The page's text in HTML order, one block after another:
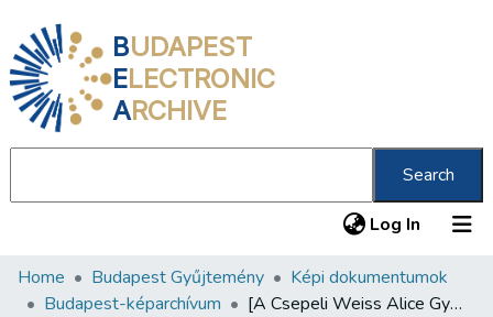
BUDAPEST
ELECTRONIC
ARCHIVE
Search
Log In (current)
Communities & Collections
Home Budapest Gyűjtemény
Képi dokumentumok
Budapest-képarchívum
[A Csepeli Weiss Alice Gyermekágyas Otthon, társalgó a folyosón]